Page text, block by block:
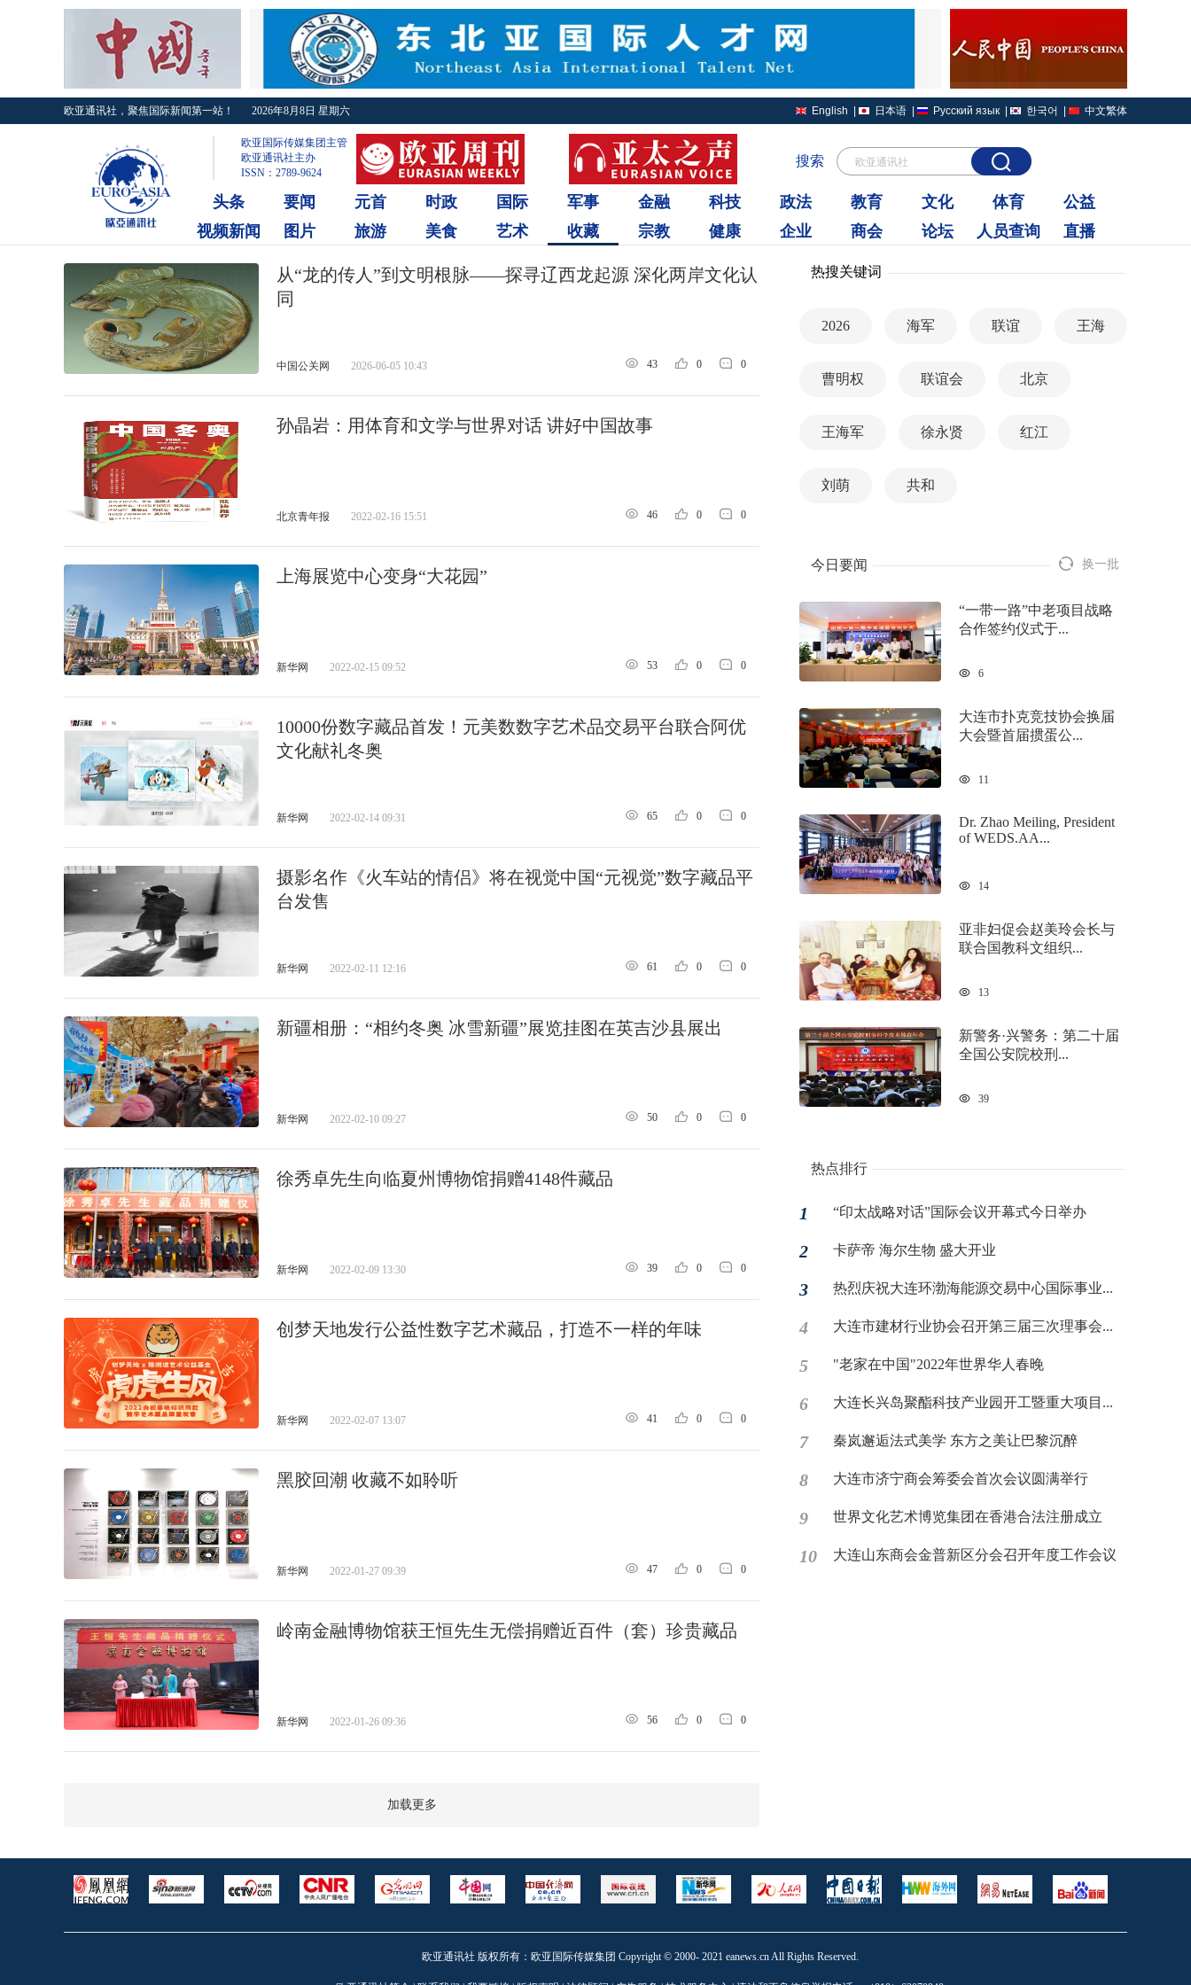
欧亚通讯社，聚焦国际新闻第一站！ 2026年8月8日 星期六 English 日本语 Русский язык 한국어 中文繁体
欧亚国际传媒集团主管
欧亚通讯社主办
ISSN：2789-9624
搜索 欧亚通讯社
头条 要闻 元首 时政 国际 军事 金融 科技 政法 教育 文化 体育
公益
视频新闻
图片 旅游 美食 艺术 收藏 宗教 健康 企业 商会 论坛 人员查询 直播
从“龙的传人”到文明根脉——探寻辽西龙起源 深化两岸文化认
同
中国公关网 2026-06-05 10:43 43 0 0
孙晶岩：用体育和文学与世界对话 讲好中国故事
北京青年报 2022-02-16 15:51 46 0 0
上海展览中心变身“大花园”
新华网 2022-02-15 09:52 53 0 0
10000份数字藏品首发！元美数数字艺术品交易平台联合阿优
文化献礼冬奥
新华网 2022-02-14 09:31 65 0 0
摄影名作《火车站的情侣》将在视觉中国“元视觉”数字藏品平
台发售
新华网 2022-02-11 12:16 61 0 0
新疆相册：“相约冬奥 冰雪新疆”展览挂图在英吉沙县展出
新华网 2022-02-10 09:27 50 0 0
徐秀卓先生向临夏州博物馆捐赠4148件藏品
新华网 2022-02-09 13:30 39 0 0
创梦天地发行公益性数字艺术藏品，打造不一样的年味
新华网 2022-02-07 13:07 41 0 0
黑胶回潮 收藏不如聆听
新华网 2022-01-27 09:39 47 0 0
岭南金融博物馆获王恒先生无偿捐赠近百件（套）珍贵藏品
新华网 2022-01-26 09:36 56 0 0
加载更多
热搜关键词
2026 海军 联谊 王海
曹明权 联谊会 北京
王海军 徐永贤 红江
刘萌 共和
今日要闻 换一批
“一带一路”中老项目战略
合作签约仪式于...
6
大连市扑克竞技协会换届
大会暨首届掼蛋公...
11
Dr. Zhao Meiling, President
of WEDS.AA...
14
亚非妇促会赵美玲会长与
联合国教科文组织...
13
新警务·兴警务：第二十届
全国公安院校刑...
39
热点排行
1 “印太战略对话”国际会议开幕式今日举办
2 卡萨帝 海尔生物 盛大开业
3 热烈庆祝大连环渤海能源交易中心国际事业...
4 大连市建材行业协会召开第三届三次理事会...
5 "老家在中国"2022年世界华人春晚
6 大连长兴岛聚酯科技产业园开工暨重大项目...
7 秦岚邂逅法式美学 东方之美让巴黎沉醉
8 大连市济宁商会筹委会首次会议圆满举行
9 世界文化艺术博览集团在香港合法注册成立
10 大连山东商会金普新区分会召开年度工作会议
欧亚通讯社 版权所有：欧亚国际传媒集团 Copyright © 2000- 2021 eanews.cn All Rights Reserved.